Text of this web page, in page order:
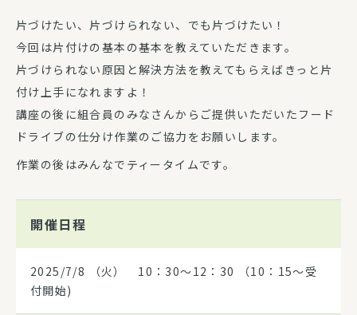
片づけたい、片づけられない、でも片づけたい！
今回は片付けの基本の基本を教えていただきます。
片づけられない原因と解決方法を教えてもらえばきっと片
付け上手になれますよ！
講座の後に組合員のみなさんからご提供いただいたフード
ドライブの仕分け作業のご協力をお願いします。
作業の後はみんなでティータイムです。
開催日程
2025/7/8
（火） 10：30～12：30 （10：15～受
付開始)